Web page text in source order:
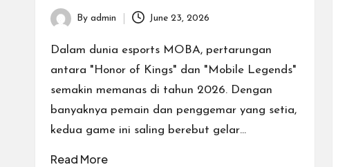
Posted
by
By admin June 23, 2026
Dalam dunia esports MOBA, pertarungan
antara "Honor of Kings" dan "Mobile Legends"
semakin memanas di tahun 2026. Dengan
banyaknya pemain dan penggemar yang setia,
kedua game ini saling berebut gelar…
Read More